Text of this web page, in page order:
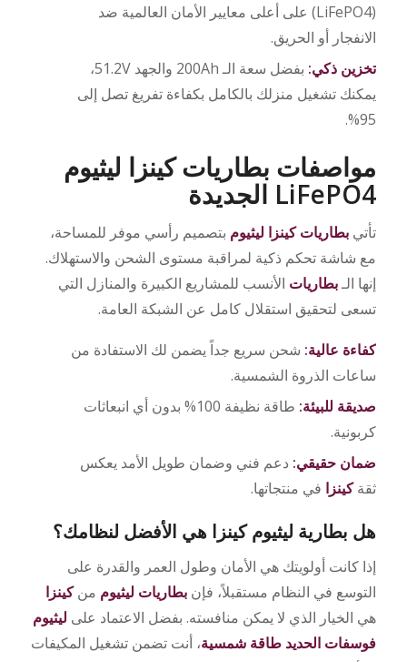
(LiFePO4) على أعلى معايير الأمان العالمية ضد
الانفجار أو الحريق.
تخزين ذكي:
بفضل سعة الـ 200Ah والجهد 51.2V،
يمكنك تشغيل منزلك بالكامل بكفاءة تفريغ تصل إلى
95%.
مواصفات بطاريات كينزا ليثيوم
LiFePO4 الجديدة
تأتي بطاريات كينزا ليثيوم بتصميم رأسي موفر للمساحة،
مع شاشة تحكم ذكية لمراقبة مستوى الشحن والاستهلاك.
إنها الـبطاريات الأنسب للمشاريع الكبيرة والمنازل التي
تسعى لتحقيق استقلال كامل عن الشبكة العامة.
كفاءة عالية: شحن سريع جداً يضمن لك الاستفادة من
ساعات الذروة الشمسية.
صديقة للبيئة:
طاقة نظيفة 100% بدون أي انبعاثات
كربونية.
ضمان حقيقي: دعم فني وضمان طويل الأمد يعكس
ثقةكينزا في منتجاتها.
هل بطارية ليثيوم كينزا هي الأفضل لنظامك؟
إذا كانت أولويتك هي الأمان وطول العمر والقدرة على
التوسع في النظام مستقبلاً، فإن بطاريات ليثيوم منكينزا
هي الخيار الذي لا يمكن منافسته. بفضل الاعتماد على ليثيوم
فوسفات الحديد طاقة شمسية، أنت تضمن تشغيل المكيفات